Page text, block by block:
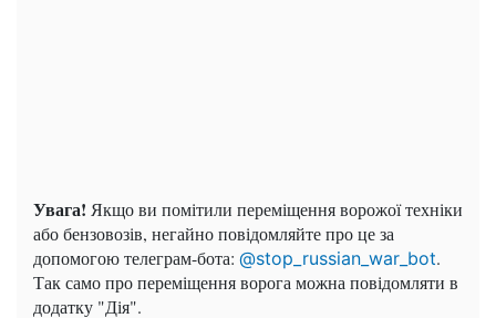
Увага! Якщо ви помітили переміщення ворожої техніки
або бензовозів, негайно повідомляйте про це за
допомогою телеграм-бота: @stop_russian_war_bot.
Так само про переміщення ворога можна повідомляти в
додатку "Дія".